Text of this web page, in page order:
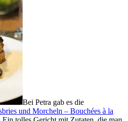
Bei Petra gab es die
und Morcheln – Bouchées à la